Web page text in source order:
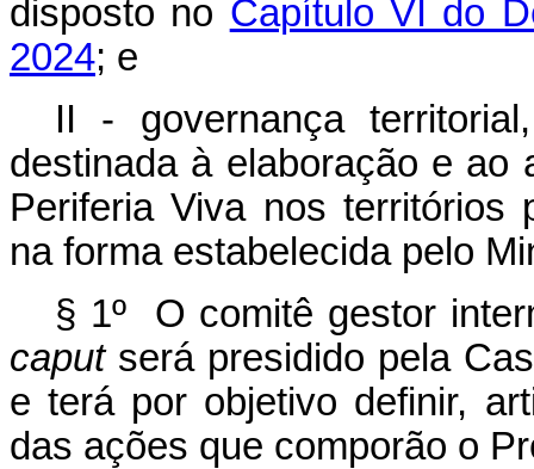
disposto no Capítulo VI do
2024; e
II - governança
destinada à elaboração e ao
Periferia Viva nos territórios
na forma estabelecida pelo
§ 1º O comitê gestor
caputserá presidido pela
e terá por objetivo definir,
das ações que comporão o